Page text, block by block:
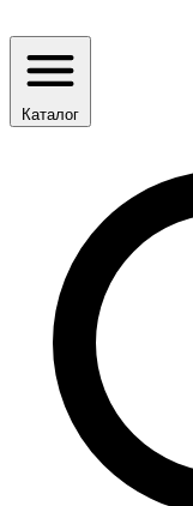
Каталог